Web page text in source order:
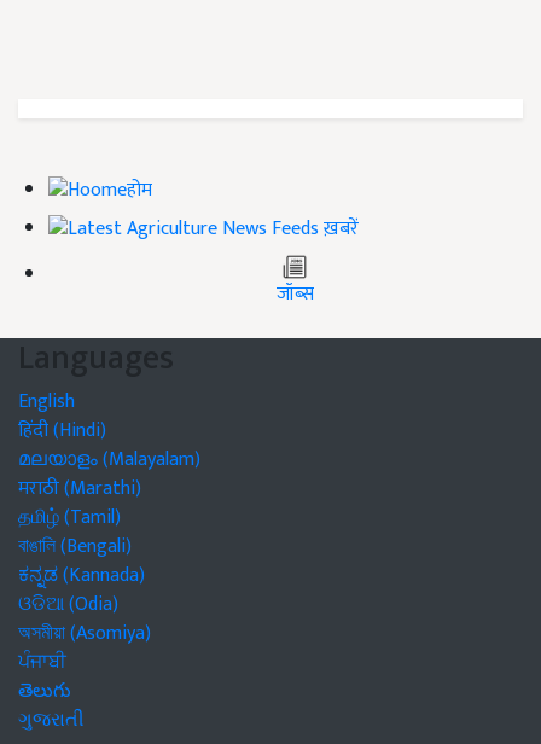
होम
ख़बरें
जॉब्स
Languages
English
हिंदी (Hindi)
മലയാളം (Malayalam)
मराठी (Marathi)
தமிழ் (Tamil)
বাঙালি (Bengali)
ಕನ್ನಡ (Kannada)
ଓଡିଆ (Odia)
অসমীয়া (Asomiya)
ਪੰਜਾਬੀ
తెలుగు
ગુજરાતી